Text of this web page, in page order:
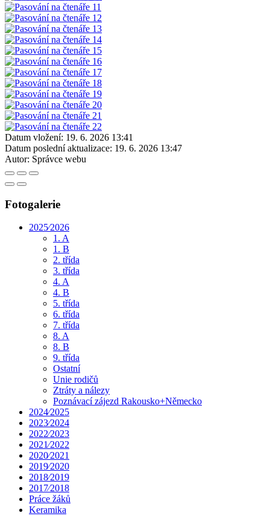
Datum vložení: 19. 6. 2026 13:41
Datum poslední aktualizace: 19. 6. 2026 13:47
Autor: Správce webu
Fotogalerie
2025⁄2026
1. A
1. B
2. třída
3. třída
4. A
4. B
5. třída
6. třída
7. třída
8. A
8. B
9. třída
Ostatní
Unie rodičů
Ztráty a nálezy
Poznávací zájezd Rakousko+Německo
2024⁄2025
2023⁄2024
2022⁄2023
2021⁄2022
2020⁄2021
2019⁄2020
2018⁄2019
2017⁄2018
Práce žáků
Keramika